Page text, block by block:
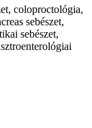
coloproctológia,
sebészet,
sebészet,